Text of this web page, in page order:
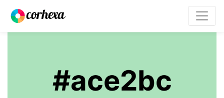
#ace2bc